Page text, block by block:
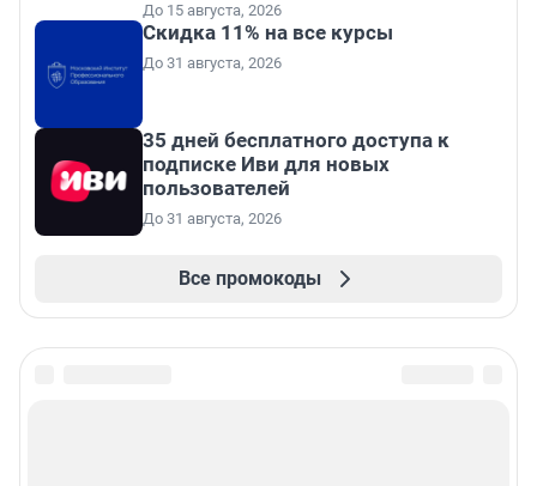
До 15 августа, 2026
Скидка 11% на все курсы
До 31 августа, 2026
35 дней бесплатного доступа к
подписке Иви для новых
пользователей
До 31 августа, 2026
Все промокоды